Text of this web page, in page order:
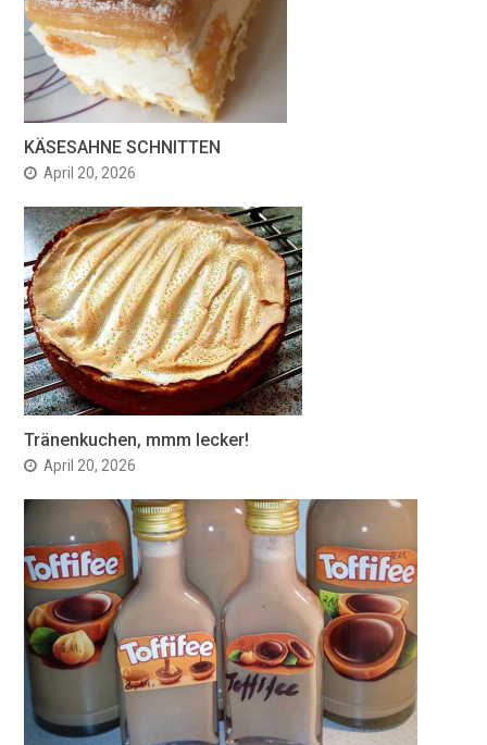
KÄSESAHNE SCHNITTEN
April 20, 2026
Tränenkuchen, mmm lecker!
April 20, 2026